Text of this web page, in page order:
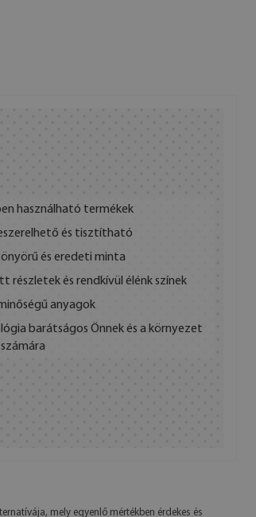
használható termékek
és tisztítható
és eredeti minta
részletek és rendkívül élénk színek
anyagok
barátságos Önnek és a környezet
számára
mely egyenlő mértékben érdekes és